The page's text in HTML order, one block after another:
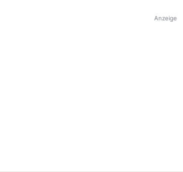
Anzeige